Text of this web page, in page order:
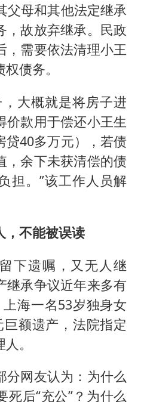
父母和其他法定继承
，故放弃继承。民政
，需要依法清理小王
债务。
大概就是将房子进
价款用于偿还小王生
贷40多万元），若债
，余下未获清偿的债
担。”该工作人员解
，不能被误读
下遗嘱，又无人继
继承争议近年来多有
海一名53岁独身女
额遗产，法院指定
。
分网友认为：为什么
死后“充公”？为什么